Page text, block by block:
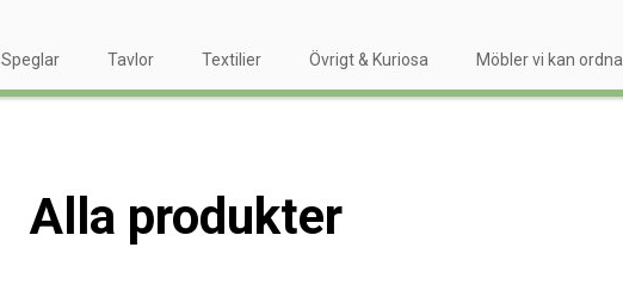
Speglar Tavlor Textilier Övrigt & Kuriosa Möbler vi kan ordna
Alla produkter